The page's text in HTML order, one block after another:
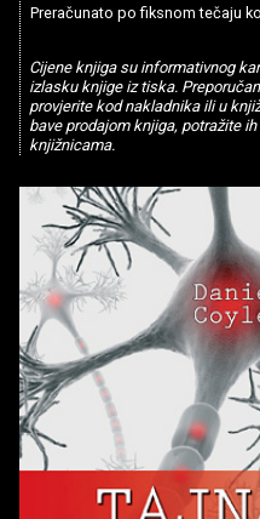
Preračunato po fiksnom tečaju
Cijene knjiga su informativnog
izlasku knjige iz tiska.
provjerite kod nakladnika ili u
bave prodajom knjiga, potražite
knjižnicama.